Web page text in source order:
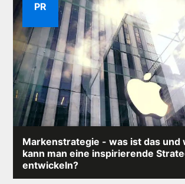
Markenstrategie - was ist das und
kann man eine inspirierende
entwickeln?
Die Unternehmen von heute erkennen
PR